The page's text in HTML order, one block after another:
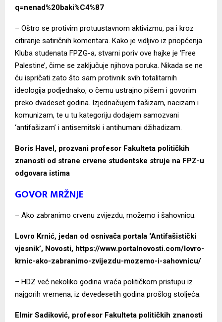
q=nenad%20baki%C4%87
– Oštro se protivim protuustavnom aktivizmu, pa i kroz
citiranje satiričnih komentara. Kako je vidljivo iz priopćenja
Kluba studenata FPZG-a, stvarni poriv ove hajke je ‘Free
Palestine’, čime se zaključuje njihova poruka. Nikada se ne
ću ispričati zato što sam protivnik svih totalitarnih
ideologija podjednako, o čemu ustrajno pišem i govorim
preko dvadeset godina. Izjednačujem fašizam, nacizam i
komunizam, te u tu kategoriju dodajem samozvani
‘antifašizam’ i antisemitski i antihumani džihadizam.
Boris Havel, prozvani profesor Fakulteta političkih
znanosti od strane crvene studentske struje na FPZ-u
odgovara istima
GOVOR MRŽNJE
– Ako zabranimo crvenu zvijezdu, možemo i šahovnicu.
Lovro Krnić, jedan od osnivača portala ‘Antifašistički
vjesnik’, Novosti, https://www.portalnovosti.com/lovro-
krnic-ako-zabranimo-zvijezdu-mozemo-i-sahovnicu/
– HDZ već nekoliko godina vraća političkom pristupu iz
najgorih vremena, iz devedesetih godina prošlog stoljeća.
Elmir Sadiković, profesor Fakulteta političkih znanosti